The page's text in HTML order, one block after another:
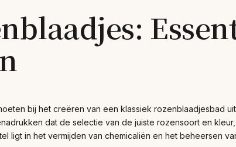
bij het creëren van een klassiek rozenblaadjesbad
dat de selectie van de juiste rozensoort en
ligt in het vermijden van chemicaliën en het beheersen